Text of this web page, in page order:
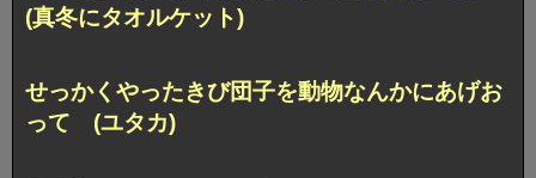
(真冬にタオルケット)
せっかくやったきび団子を動物なんかにあげお
って (ユタカ)